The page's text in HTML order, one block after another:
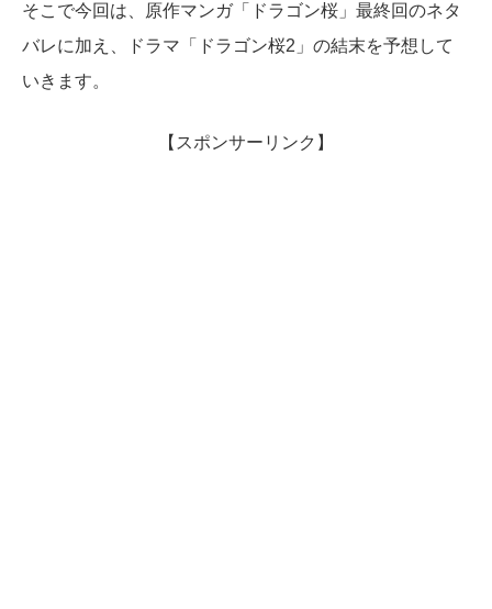
そこで今回は、原作マンガ「ドラゴン桜」最終回のネタ
バレに加え、ドラマ「ドラゴン桜2」の結末を予想して
いきます。
【スポンサーリンク】